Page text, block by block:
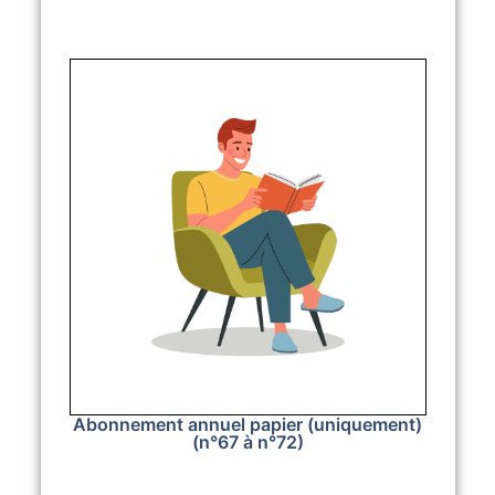
Abonnement annuel papier (uniquement)
(n°67 à n°72)